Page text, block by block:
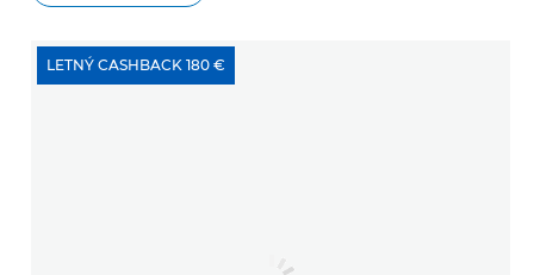
LETNÝ CASHBACK 180 €